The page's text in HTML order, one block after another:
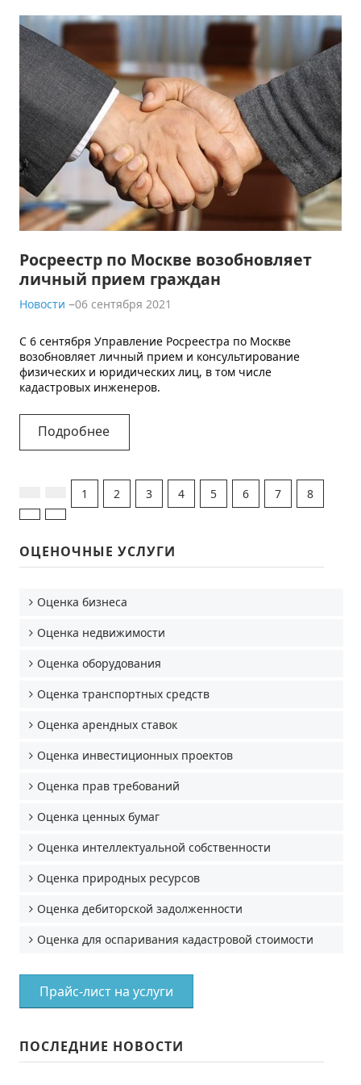
Росреестр по Москве возобновляет
личный прием граждан
Новости 06 сентября 2021
С 6 сентября Управление Росреестра по Москве
возобновляет личный прием и консультирование
физических и юридических лиц, в том числе
кадастровых инженеров.
Подробнее
1 2 3 4 5 6 7 8
ОЦЕНОЧНЫЕ УСЛУГИ
Оценка бизнеса
Оценка недвижимости
Оценка оборудования
Оценка транспортных средств
Оценка арендных ставок
Оценка инвестиционных проектов
Оценка прав требований
Оценка ценных бумаг
Оценка интеллектуальной собственности
Оценка природных ресурсов
Оценка дебиторской задолженности
Оценка для оспаривания кадастровой стоимости
Прайс-лист на услуги
ПОСЛЕДНИЕ НОВОСТИ